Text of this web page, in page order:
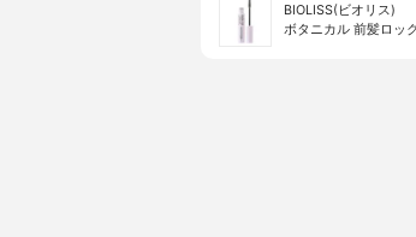
BIOLISS(ビオリス)
ボタニカル 前髪ロッ